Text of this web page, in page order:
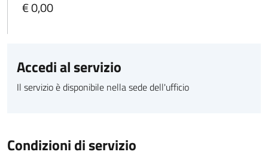
€ 0,00
Accedi al servizio
Il servizio è disponibile nella sede dell'ufficio
Condizioni di servizio